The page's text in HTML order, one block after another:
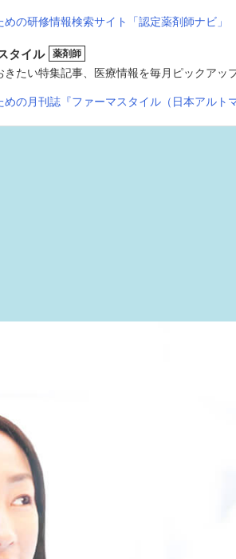
めの研修情報検索サイト「認定薬剤師ナビ」
タイル 薬剤師
きたい特集記事、医療情報を毎月ピックアッ
めの月刊誌『ファーマスタイル（日本アルト